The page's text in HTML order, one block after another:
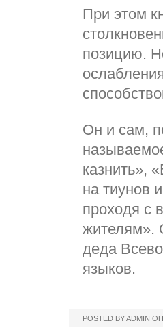
При этом
позицию.
Он и сам,
казнить»,
на тиунов
проходя с
жителям».
деда
языков.
POSTED BYADMIN